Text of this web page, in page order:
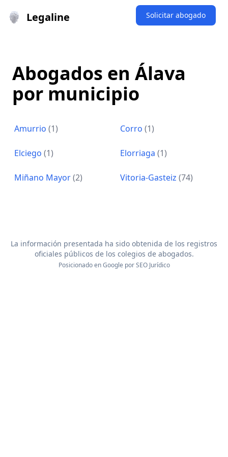
Legaline Solicitar abogado
Abogados en Álava
por municipio
Amurrio (1) Corro (1)
Elciego (1) Elorriaga (1)
Miñano Mayor(2) Vitoria-Gasteiz (74)
La información presentada ha sido obtenida de los registros
oficiales públicos de los colegios de abogados.
Posicionado en Google porSEO Jurídico